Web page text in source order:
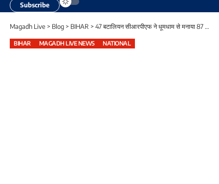
Subscribe
Magadh Live > Blog > BIHAR > 47 बटालियन सीआरपीएफ ने धूमधाम से मनाया 87 वां स्थापना दिवस, शहीद जवानों को दी गई श्रद्धांजलि
BIHAR MAGADH LIVE NEWS NATIONAL